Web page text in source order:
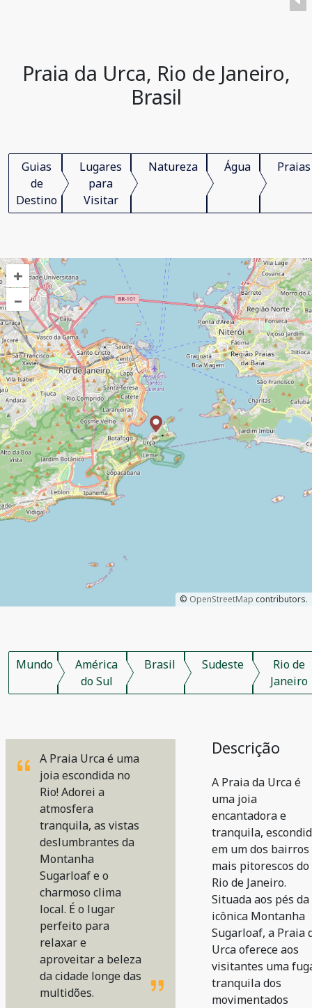
Praia da Urca, Rio de Janeiro,
Brasil
Guias
de
Destino
Lugares
para
Visitar
Natureza Água Praias
+
–
© OpenStreetMap contributors.
Mundo
América
do Sul
Brasil Sudeste
Rio de
Janeiro
A Praia Urca é uma
joia escondida no
Rio! Adorei a
atmosfera
tranquila, as vistas
deslumbrantes da
Montanha
Sugarloaf e o
charmoso clima
local. É o lugar
perfeito para
relaxar e
aproveitar a beleza
da cidade longe das
multidões.
Descrição
A Praia da Urca é
uma joia
encantadora e
tranquila,
em um dos bairros
mais pitorescos do
Rio de Janeiro.
Situada aos pés da
icônica Montanha
Sugarloaf, a Praia
Urca oferece aos
visitantes uma
tranquila dos
movimentados